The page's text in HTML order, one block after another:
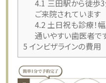
4.1 三田駅から徒歩3
ご来院されています
4.2 土日祝も診療！
通いやすい歯医者で
5 インビザラインの費用